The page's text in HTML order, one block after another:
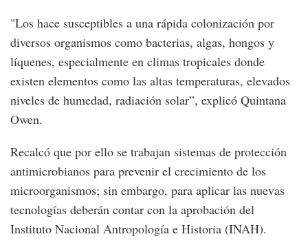
"Los hace susceptibles a una rápida colonización por
diversos organismos como bacterias, algas, hongos y
líquenes, especialmente en climas tropicales donde
existen elementos como las altas temperaturas, elevados
niveles de humedad, radiación solar”, explicó Quintana
Owen.
Recalcó que por ello se trabajan sistemas de protección
antimicrobianos para prevenir el crecimiento de los
microorganismos; sin embargo, para aplicar las nuevas
tecnologías deberán contar con la aprobación del
Instituto Nacional Antropología e Historia (INAH).